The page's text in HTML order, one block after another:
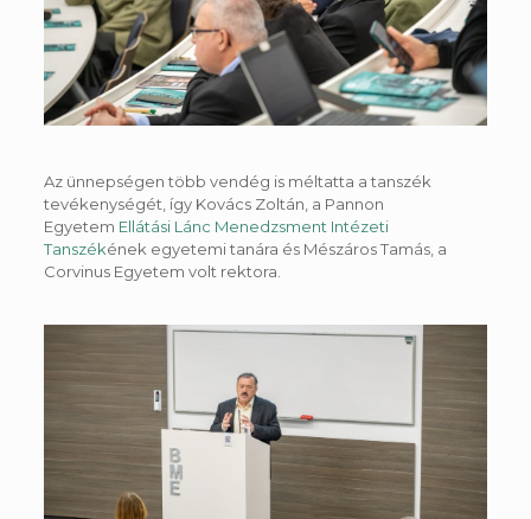
Az ünnepségen több vendég is méltatta a tanszék
tevékenységét, így Kovács Zoltán, a Pannon
Egyetem Ellátási Lánc Menedzsment Intézeti
Tanszékének egyetemi tanára és Mészáros Tamás, a
Corvinus Egyetem volt rektora.